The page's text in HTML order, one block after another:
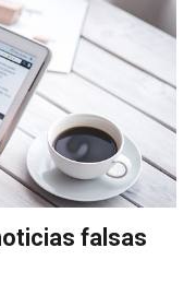
falsas